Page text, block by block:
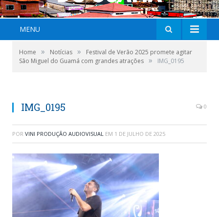
MENU
Home » Notícias »
Festival de Verão 2025 promete agitar
São Miguel do Guamá com grandes atrações » IMG_0195
IMG_0195 0
POR VINI PRODUÇÃO AUDIOVISUAL EM 1 DE JULHO DE 2025